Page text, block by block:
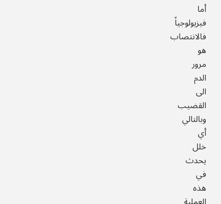
أما
فيزيولوجياً
فالانتصاب
هو
مرور
الدم
الى
القضيب
وبالتالي
أي
خلل
يحدث
في
هذه